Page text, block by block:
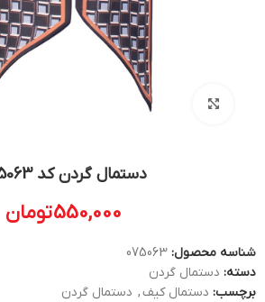
بزرگنمایی تصویر
دستمال گردن کد 075063
550,000تومان
شناسه محصول: 075063
دسته: دستمال گردن
برچسب: دستمال کیف, دستمال گردن